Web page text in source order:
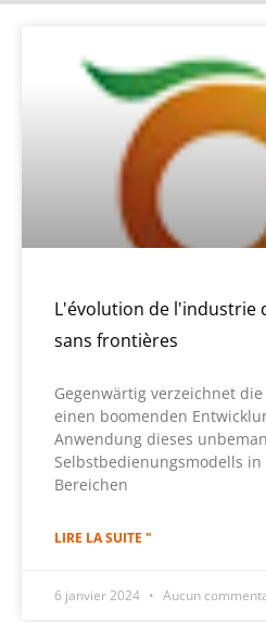
L'évolution de l'industrie
sans frontières
Gegenwärtig verzeichnet
einen boomenden
Anwendung dieses
Selbstbedienungsmodells
Bereichen
LIRE LA SUITE "
6 janvier 2024 Aucun